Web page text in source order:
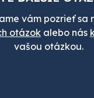
vám pozrieť sa
otázok alebo nás
vašou otázkou.